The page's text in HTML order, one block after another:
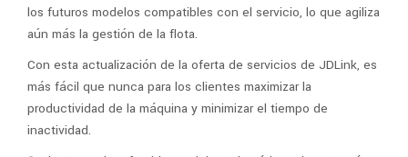
los futuros modelos compatibles con el servicio, lo que agiliza
aún más la gestión de la flota.
Con esta actualización de la oferta de servicios de JDLink, es
más fácil que nunca para los clientes maximizar la
productividad de la máquina y minimizar el tiempo de
inactividad.